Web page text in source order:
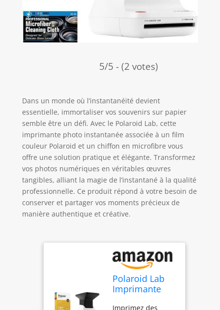
5/5 - (2 votes)
Dans un monde où l’instantanéité devient
essentielle, immortaliser vos souvenirs sur papier
semble être un défi. Avec le Polaroid Lab, cette
imprimante photo instantanée associée à un film
couleur Polaroid et un chiffon en microfibre vous
offre une solution pratique et élégante. Transformez
vos photos numériques en véritables œuvres
tangibles, alliant la magie de l’instantané à la qualité
professionnelle. Ce produit répond à votre besoin de
conserver et partager vos moments précieux de
manière authentique et créative.
Polaroid Lab
Imprimante
Imprimez des